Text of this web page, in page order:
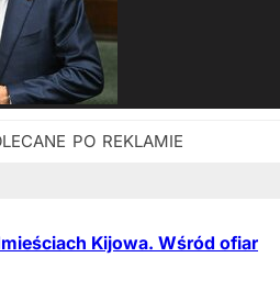
Kijowa. Wśród ofiar